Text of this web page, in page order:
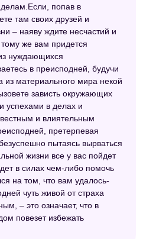
попав в
там своих друзей и
– наяву ждите несчастий и
же вам придется
нуждающихся
в преисподней, будучи
из материального мира некой
зависть окружающих
успехами в делах и
и влиятельным
претерпевая
пытаясь вырваться
жизни все у вас пойдет
в силах чем-либо помочь
на том, что вам удалось-
чуть живой от страха
– это означает, что в
повезет избежать